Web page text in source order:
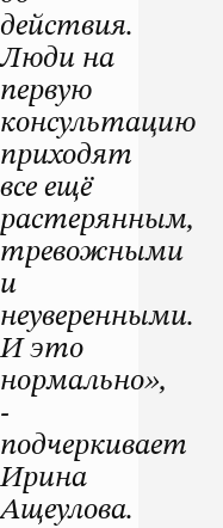
действия.
Люди на
первую
консультацию
приходят
все ещё
растерянным,
тревожными
и
неуверенными.
И это
нормально»,
-
подчеркивает
Ирина
Ащеулова.